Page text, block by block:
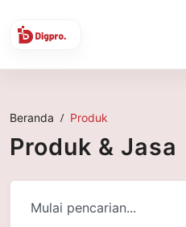
Beranda Produk
Produk & Jasa